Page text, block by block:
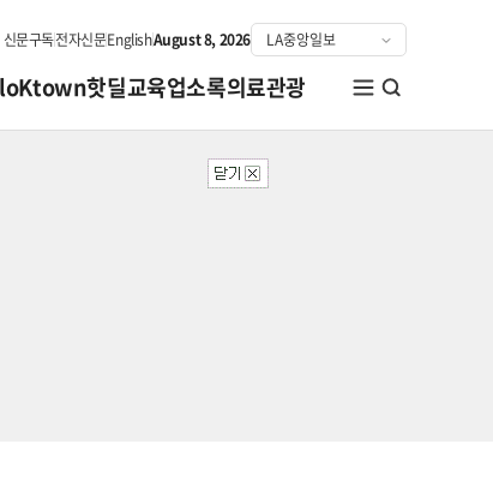
신문구독전자신문EnglishAugust 8, 2026
핫딜교육업소록의료관광